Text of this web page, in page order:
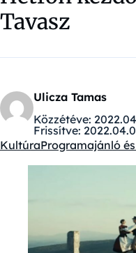
Tavasz
Ulicza Tamas
Közzétéve:
Frissítve:
Kategóriák:
KultúraProgramajánló